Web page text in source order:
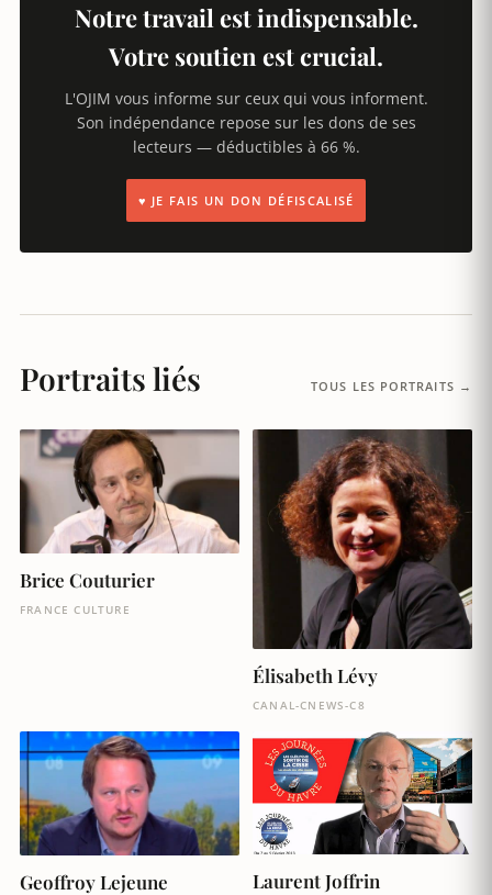
Notre travail est indispensable.
Votre soutien est crucial.
L'OJIM vous informe sur ceux qui vous informent.
Son indépendance repose sur les dons de ses
lecteurs — déductibles à 66 %.
♥ JE FAIS UN DON DÉFISCALISÉ
Portraits liés TOUS LES PORTRAITS →
Brice Couturier
FRANCE CULTURE
Élisabeth Lévy
CANAL-CNEWS-C8
Geoffroy Lejeune Laurent Joffrin